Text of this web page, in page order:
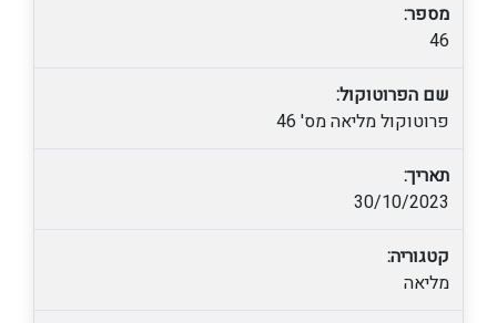
מספר:
46
שם הפרוטוקול:
פרוטוקול מליאה מס' 46
תאריך:
30/10/2023
קטגוריה:
מליאה